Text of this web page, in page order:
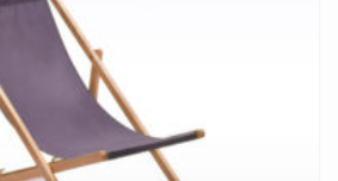
na
stronie
produktu